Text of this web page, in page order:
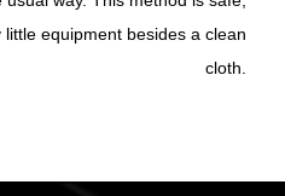
equipment besides a clean
cloth.